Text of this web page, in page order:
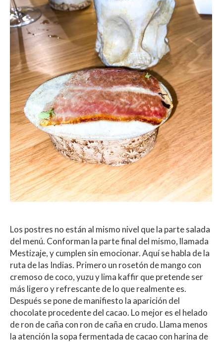
Los postres no están al mismo nivel que la parte salada
del menú. Conforman la parte final del mismo, llamada
Mestizaje, y cumplen sin emocionar. Aquí se habla de la
ruta de las Indias. Primero un rosetón de mango con
cremoso de coco, yuzu y lima kaffir que pretende ser
más ligero y refrescante de lo que realmente es.
Después se pone de manifiesto la aparición del
chocolate procedente del cacao. Lo mejor es el helado
de ron de caña con ron de caña en crudo. Llama menos
la atención la sopa fermentada de cacao con harina de